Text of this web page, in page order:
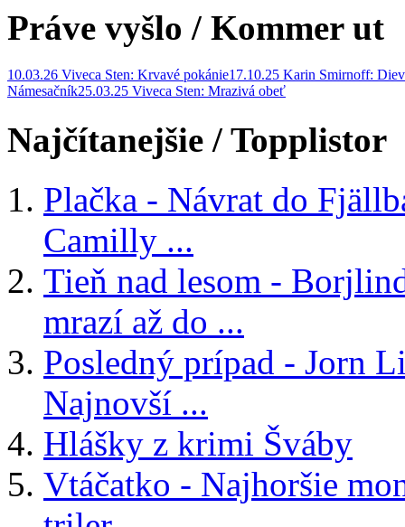
Práve vyšlo / Kommer ut
10.03.26 Viveca Sten: Krvavé pokánie17.10.25 Karin Smirnoff:
Námesačník25.03.25 Viveca Sten: Mrazivá obeť
Najčítanejšie / Topplistor
Plačka - Návrat do
Camilly ...
Tieň nad lesom -
mrazí až do ...
Posledný prípad - Jorn
Najnovší ...
Hlášky z krimi Šváby
Vtáčatko - Najhoršie